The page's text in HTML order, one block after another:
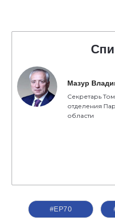
Мазур
Секретарь
отделения
области
#ЕР70